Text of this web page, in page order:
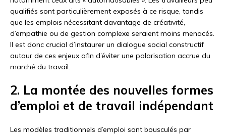
qualifiés sont particulièrement exposés à ce risque, tandis
que les emplois nécessitant davantage de créativité,
d’empathie ou de gestion complexe seraient moins menacés.
Il est donc crucial d’instaurer un dialogue social constructif
autour de ces enjeux afin d’éviter une polarisation accrue du
marché du travail.
2. La montée des nouvelles formes
d’emploi et de travail indépendant
Les modèles traditionnels d’emploi sont bousculés par